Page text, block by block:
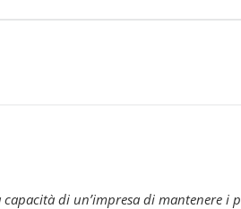
capacità di un’impresa di mantenere